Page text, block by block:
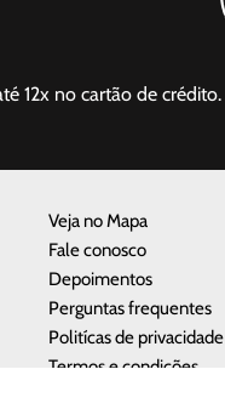
12x no cartão de crédito.
Veja no Mapa
Fale conosco
Depoimentos
Perguntas frequentes
Politícas de privacidade
Termos e condições